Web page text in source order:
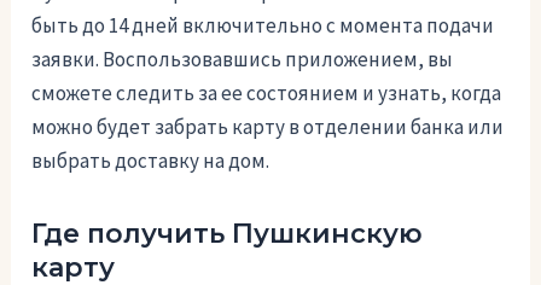
быть до 14 дней включительно с момента подачи
заявки. Воспользовавшись приложением, вы
сможете следить за ее состоянием и узнать, когда
можно будет забрать карту в отделении банка или
выбрать доставку на дом.
Где получить Пушкинскую
карту